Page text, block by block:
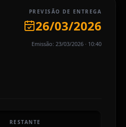
PREVISÃO DE ENTREGA
26/03/2026
Emissão: 23/03/2026 · 10:40
RESTANTE